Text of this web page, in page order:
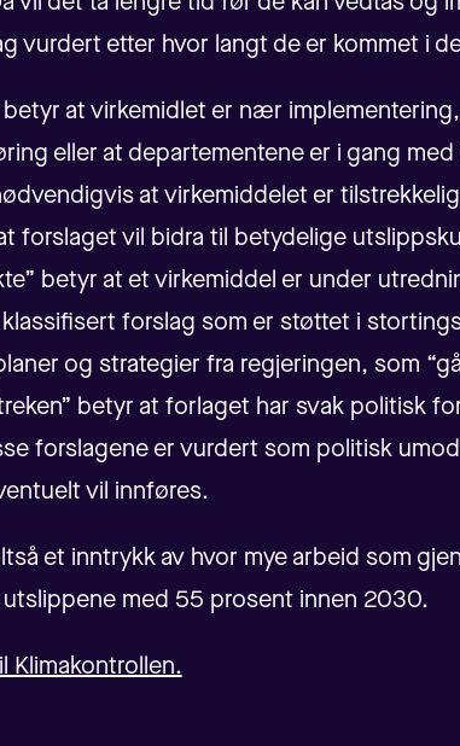
vurdert etter hvor langt de er kommet i
betyr at virkemidlet er nær
eller at departementene er i gang
at virkemiddelet er
forslaget vil bidra til betydelige
betyr at et virkemiddel er under
klassifisert forslag som er støttet i
og strategier fra regjeringen, som
betyr at forlaget har svak politisk
forslagene er vurdert som politisk
vil innføres.
et inntrykk av hvor mye arbeid som
utslippene med 55 prosent innen 2030.
Klimakontrollen.